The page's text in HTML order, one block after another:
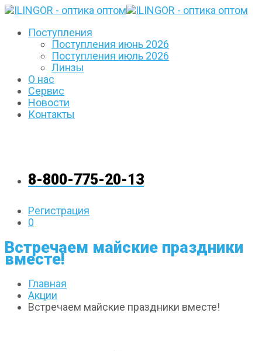
Поступления
Поступления июнь 2026
Поступления июль 2026
Линзы
О нас
Сервис
Новости
Контакты
8-800-775-20-13
Регистрация
0
Встречаем майские праздники
вместе!
Главная
Акции
Встречаем майские праздники вместе!